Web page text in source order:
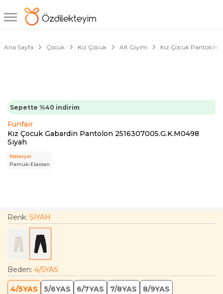
Ana Sayfa Çocuk Kız Çocuk Alt Giyim Kız Çocuk Pantolon
Sepette %40 indirim
Funfair
Kız Çocuk Gabardin Pantolon 2516307005.G.K.M0498
Siyah
Materyal
Pamuk-Elastan
1/2
Renk: SİYAH
Beden: 4/5YAS
4/5YAS 5/6YAS 6/7YAS 7/8YAS 8/9YAS